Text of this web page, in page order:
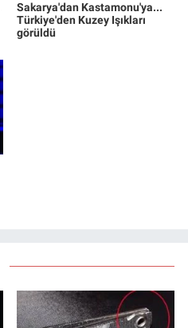
Sakarya'dan Kastamonu'ya...
Türkiye'den Kuzey Işıkları
görüldü